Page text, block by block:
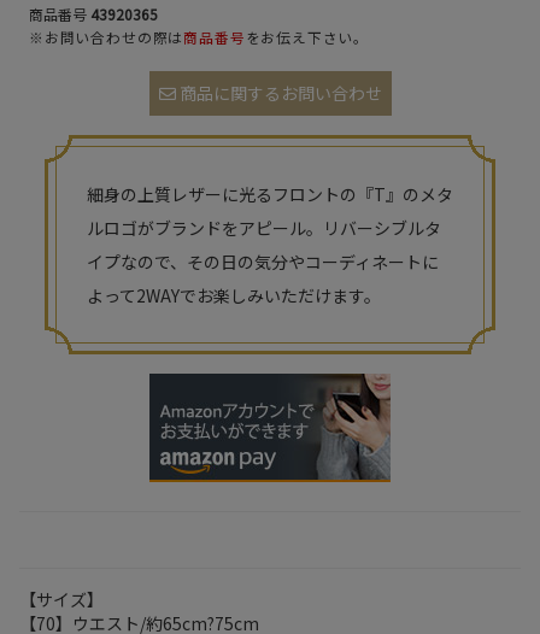
商品番号 43920365
※お問い合わせの際は商品番号をお伝え下さい。
商品に関するお問い合わせ
細身の上質レザーに光るフロントの『T』のメタ
ルロゴがブランドをアピール。リバーシブルタ
イプなので、その日の気分やコーディネートに
よって2WAYでお楽しみいただけます。
【サイズ】
【70】ウエスト/約65cm?75cm